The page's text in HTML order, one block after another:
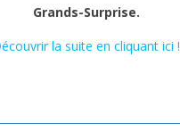
Grands-Surprise.
la suite en cliquant ici !